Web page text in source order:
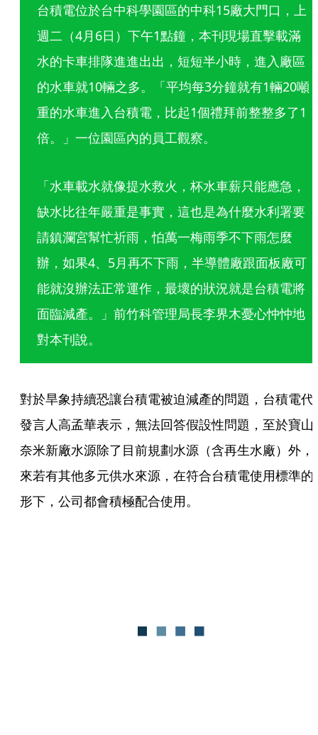
台積電位於台中科學園區的中科15廠大門口，上
週二（4月6日）下午1點鐘，本刊現場直擊載滿
水的卡車排隊進進出出，短短半小時，進入廠區
的水車就10輛之多。「平均每3分鐘就有1輛20噸
重的水車進入台積電，比起1個禮拜前整整多了1
倍。」一位園區內的員工觀察。
「水車載水就像提水救火，杯水車薪只能應急，
缺水比往年嚴重是事實，這也是為什麼水利署要
請鎮瀾宮幫忙祈雨，怕萬一梅雨季不下雨怎麼
辦，如果4、5月再不下雨，半導體廠跟面板廠可
能就沒辦法正常運作，最壞的狀況就是台積電將
面臨減產。」前竹科管理局長李界木憂心忡忡地
對本刊說。
對於旱象持續恐讓台積電被迫減產的問題，台積電代
發言人高孟華表示，無法回答假設性問題，至於寶山
奈米新廠水源除了目前規劃水源（含再生水廠）外，
來若有其他多元供水來源，在符合台積電使用標準的
形下，公司都會積極配合使用。